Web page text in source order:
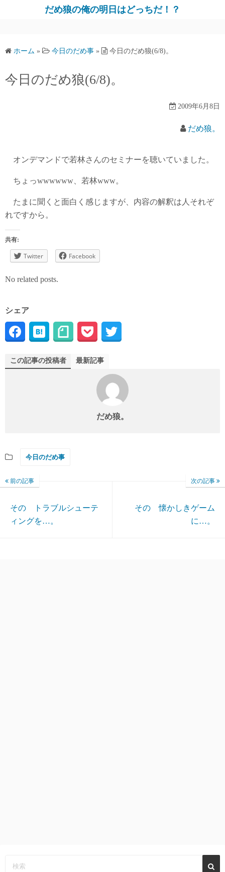
だめ狼の俺の明日はどっちだ！？
ホーム » 今日のだめ事 » 今日のだめ狼(6/8)。
今日のだめ狼(6/8)。
2009年6月8日
だめ狼。
オンデマンドで若林さんのセミナーを聴いていました。
ちょっwwwwww、若林www。
たまに聞くと面白く感じますが、内容の解釈は人それぞ
れですから。
共有:
Twitter Facebook
No related posts.
シェア
この記事の投稿者 最新記事
だめ狼。
今日のだめ事
前の記事
その トラブルシューテ
ィングを…。
次の記事
その 懐かしきゲーム
に…。